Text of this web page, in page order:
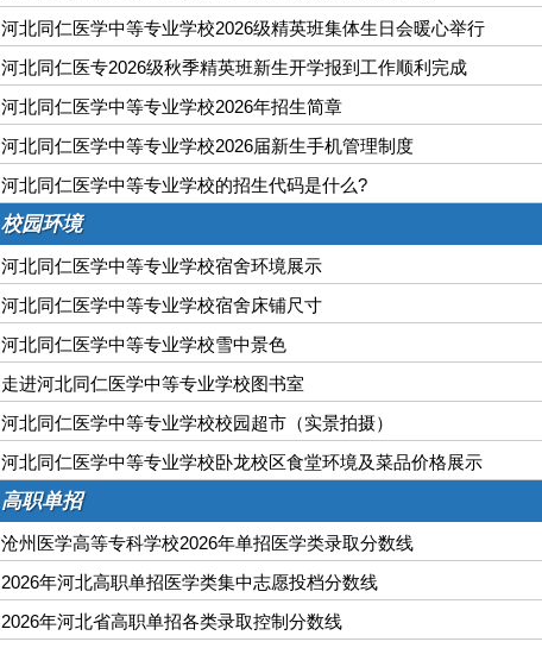
河北同仁医学中等专业学校2026级精英班集体生日会暖心举行
河北同仁医专2026级秋季精英班新生开学报到工作顺利完成
河北同仁医学中等专业学校2026年招生简章
河北同仁医学中等专业学校2026届新生手机管理制度
河北同仁医学中等专业学校的招生代码是什么?
校园环境
河北同仁医学中等专业学校宿舍环境展示
河北同仁医学中等专业学校宿舍床铺尺寸
河北同仁医学中等专业学校雪中景色
走进河北同仁医学中等专业学校图书室
河北同仁医学中等专业学校校园超市（实景拍摄）
河北同仁医学中等专业学校卧龙校区食堂环境及菜品价格展示
高职单招
沧州医学高等专科学校2026年单招医学类录取分数线
2026年河北高职单招医学类集中志愿投档分数线
2026年河北省高职单招各类录取控制分数线